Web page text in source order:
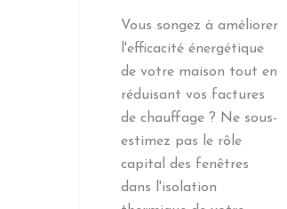
Vous songez à améliorer
l'efficacité énergétique
de votre maison tout en
réduisant vos factures
de chauffage ? Ne sous-
estimez pas le rôle
capital des fenêtres
dans l'isolation